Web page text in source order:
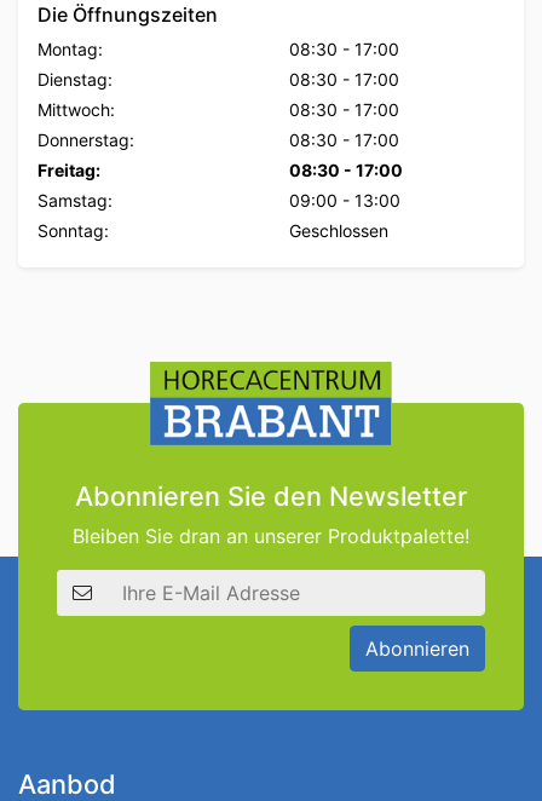
Die Öffnungszeiten
Montag: 08:30 - 17:00
Dienstag:
08:30 - 17:00
Mittwoch:
08:30 - 17:00
Donnerstag:
08:30 - 17:00
Freitag:
08:30 - 17:00
Samstag:
09:00 - 13:00
Sonntag:
Geschlossen
Abonnieren Sie den Newsletter
Bleiben Sie dran an unserer Produktpalette!
E-Mail Adresse
Abonnieren
Aanbod